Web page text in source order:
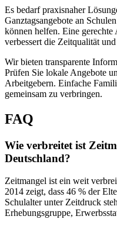
Es bedarf praxisnaher
Ganztagsangebote an
können helfen. Eine
verbessert die Zeitqualität
Wir bieten transparente
Prüfen Sie lokale Angebote
Arbeitgebern. Einfache
gemeinsam zu verbringen.
FAQ
Wie verbreitet ist
Deutschland?
Zeitmangel ist ein weit
2014 zeigt, dass 46 % der
Schulalter unter Zeitdruck
Erhebungsgruppe,